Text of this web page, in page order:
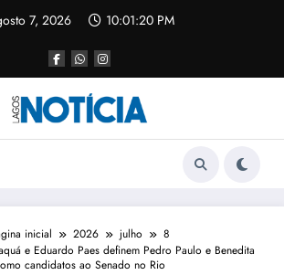
7, 2026 10:01:20 PM
inicial 2026 julho
8
e Eduardo Paes definem Pedro Paulo e Benedita
candidatos ao Senado no Rio